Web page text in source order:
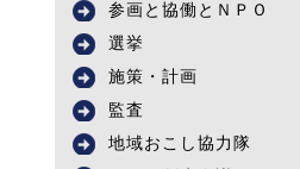
参画と協働とＮＰＯ
選挙
施策・計画
監査
地域おこし協力隊